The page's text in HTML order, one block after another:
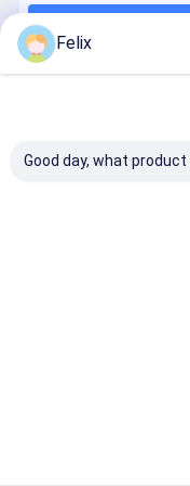
Precision Milling
Série d'outils de
Série de pellicules
outils en carbure
Felix
Good day, what